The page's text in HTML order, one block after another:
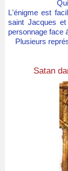
L'énigme est
saint Jacques
personnage face
Plusieurs
Satan